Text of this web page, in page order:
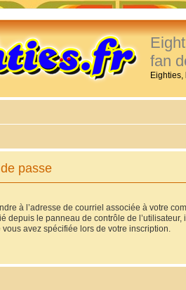
fan
passe
à l’adresse de courriel associée à votre
depuis le panneau de contrôle de l’utilisateur,
avez spécifiée lors de votre inscription.